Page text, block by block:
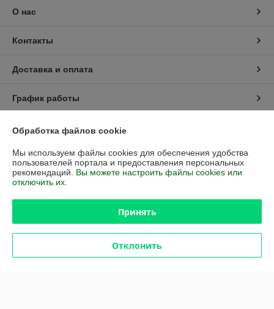
О нас
Контакты
Доставка и оплата
График работы
Полная версия сайта
Политика обработки cookies
Сайт создан на платформе Deal.by
Обработка файлов cookie
Мы используем файлы cookies для обеспечения удобства
пользователей портала и предоставления персональных
рекомендаций. Вы можете настроить файлы cookies или
отключить их.
Принять
Отклонить